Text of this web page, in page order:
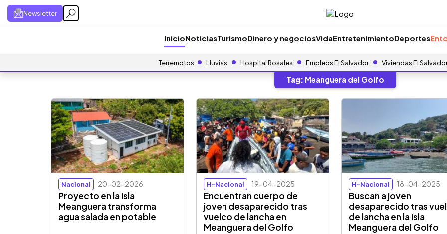
Newsletter
InicioNoticiasTurismoDinero y negociosVidaEntretenimientoDeportes
Terremotos Lluvias Hospital Rosales Empleos El Salvador Viviendas El Salvador
Tag: Meanguera del Golfo
Nacional 20-02-2026
Proyecto en la isla
Meanguera transforma
agua salada en potable
H-Nacional 19-04-2025
Encuentran cuerpo de
joven desaparecido tras
vuelco de lancha en
Meanguera del Golfo
H-Nacional 18-04-2025
Buscan a joven
desaparecido tras
de lancha en la isla
Meanguera del Golfo